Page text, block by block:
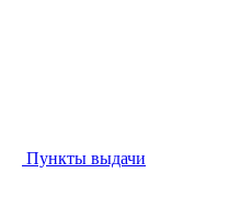
Пункты выдачи